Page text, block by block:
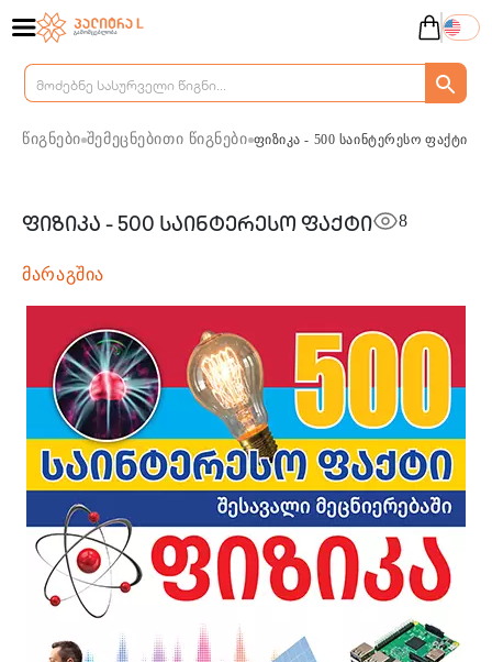
წიგნები შემეცნებითი წიგნები ფიზიკა - 500 საინტერესო ფაქტი
ფიზიკა - 500 საინტერესო ფაქტი 8
მარაგშია